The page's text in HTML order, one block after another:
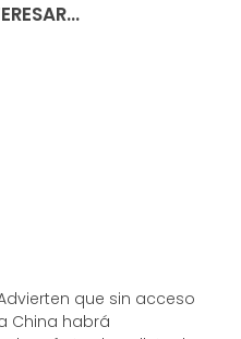
que sin acceso
China habrá